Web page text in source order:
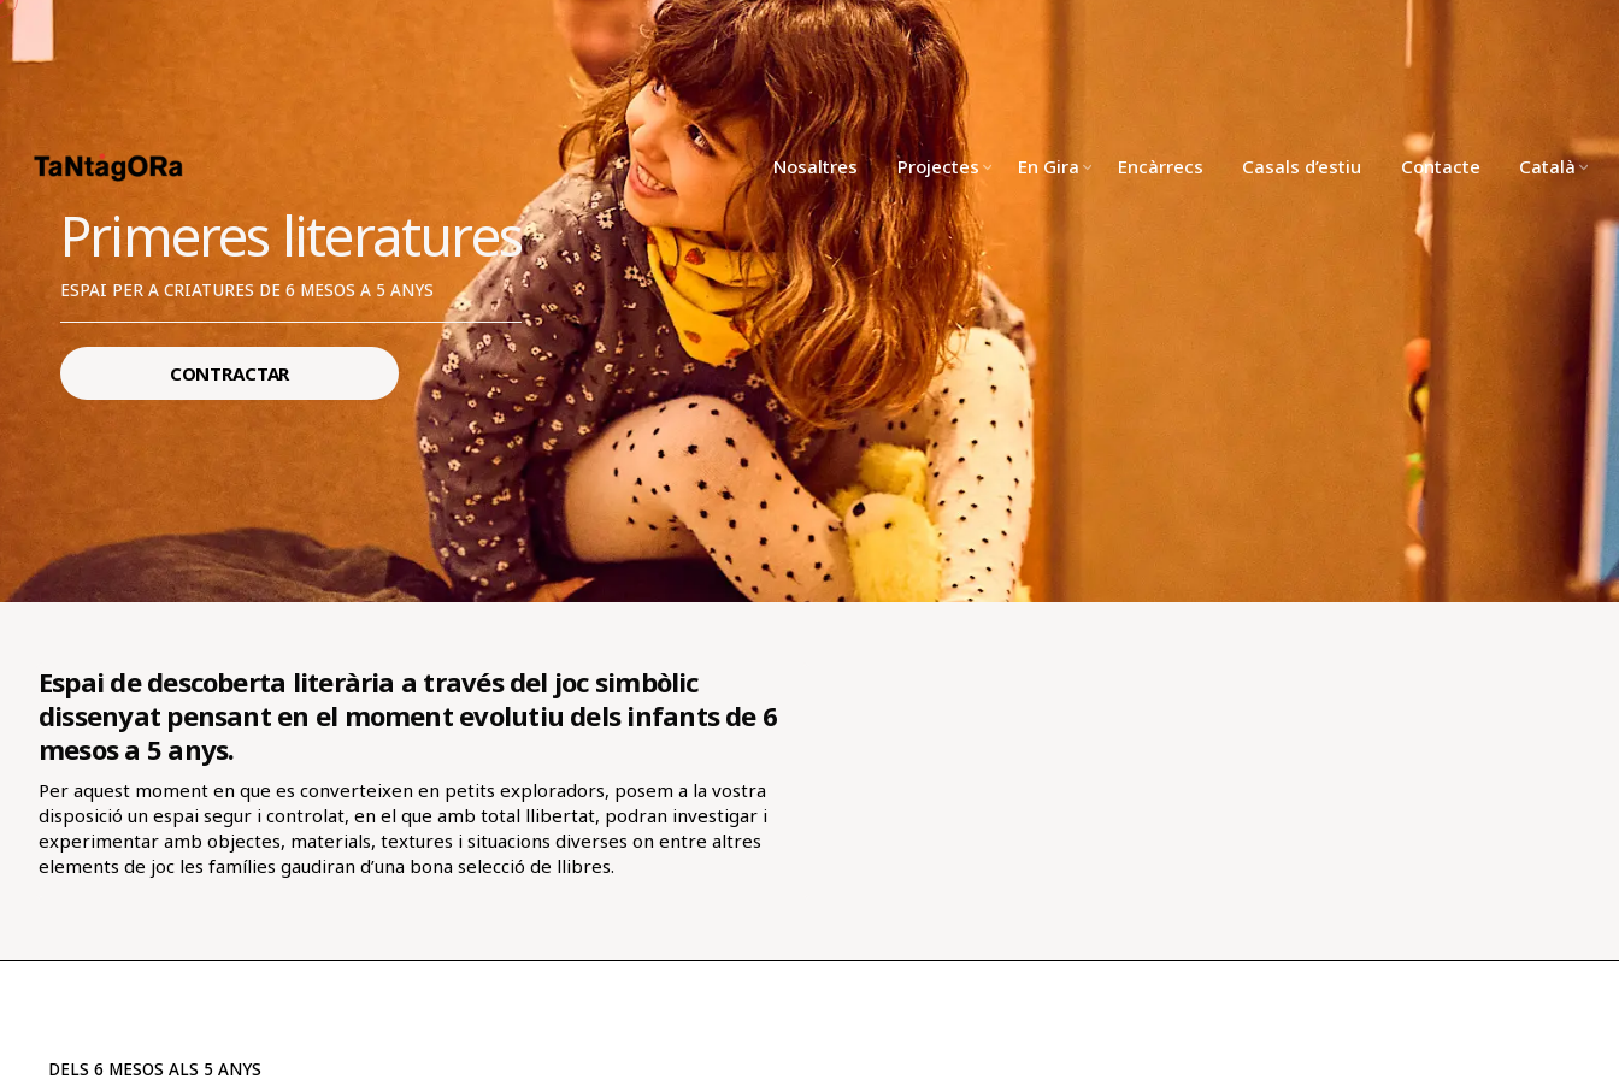
Nosaltres Projectes En Gira Encàrrecs Casals d’estiu Contacte Català
Primeres literatures
ESPAI PER A CRIATURES DE 6 MESOS A 5 ANYS
CONTRACTAR
Per aquest moment en que es converteixen en petits exploradors, posem a la vostra
disposició un espai segur i controlat, en el que amb total llibertat, podran investigar i
experimentar amb objectes, materials, textures i situacions diverses on entre altres
elements de joc les famílies gaudiran d’una bona selecció de llibres.
Espai de descoberta literària a través del joc simbòlic
dissenyat pensant en el moment evolutiu dels infants de 6
mesos a 5 anys.
DELS 6 MESOS ALS 5 ANYS